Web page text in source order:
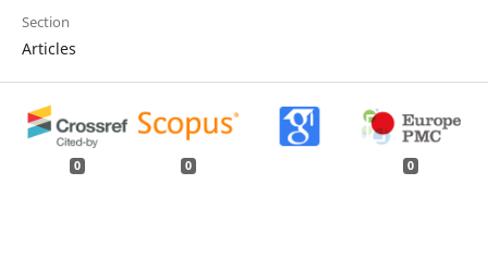
Section
Articles
0 0 0